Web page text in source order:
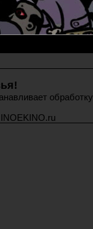
обработку